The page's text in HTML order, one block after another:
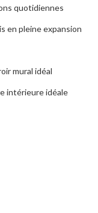
quotidiennes
en pleine expansion
mural idéal
intérieure idéale